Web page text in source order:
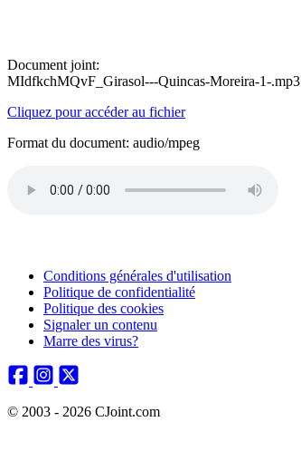
Document joint:
MIdfkchMQvF_Girasol---Quincas-Moreira-1-.mp3
Cliquez pour accéder au fichier
Format du document: audio/mpeg
Conditions générales d'utilisation
Politique de confidentialité
Politique des cookies
Signaler un contenu
Marre des virus?
© 2003 - 2026 CJoint.com